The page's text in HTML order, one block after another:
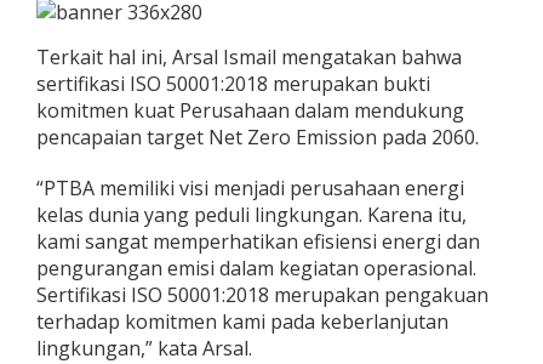
Terkait hal ini, Arsal Ismail mengatakan bahwa
sertifikasi ISO 50001:2018 merupakan bukti
komitmen kuat Perusahaan dalam mendukung
pencapaian target Net Zero Emission pada 2060.
“PTBA memiliki visi menjadi perusahaan energi
kelas dunia yang peduli lingkungan. Karena itu,
kami sangat memperhatikan efisiensi energi dan
pengurangan emisi dalam kegiatan operasional.
Sertifikasi ISO 50001:2018 merupakan pengakuan
terhadap komitmen kami pada keberlanjutan
lingkungan,” kata Arsal.